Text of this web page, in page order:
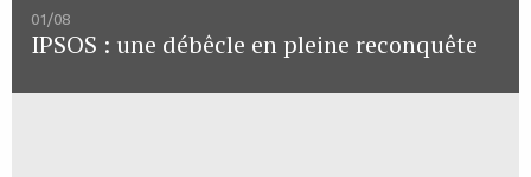
01/08
IPSOS : une débêcle en pleine reconquête